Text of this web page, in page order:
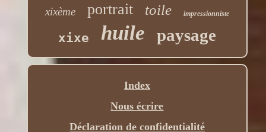
xixème
portrait toile impressionniste
xixe huile paysage
Index
Nous écrire
Déclaration de confidentialité